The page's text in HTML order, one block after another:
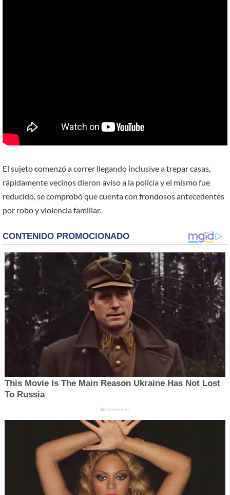
El sujeto comenzó a correr llegando inclusive a trepar casas,
rápidamente vecinos dieron aviso a la policía y el mismo fue
reducido, se comprobó que cuenta con frondosos antecedentes
por robo y violencia familiar.